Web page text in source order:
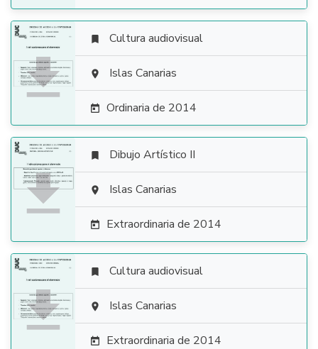

 Cultura audiovisual
 Islas Canarias
 Ordinaria de 2014

 Dibujo Artístico II
 Islas Canarias
 Extraordinaria de 2014

 Cultura audiovisual
 Islas Canarias
 Extraordinaria de 2014